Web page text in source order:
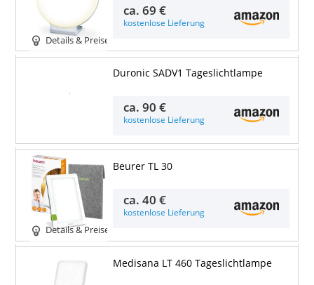
Details & Preise
ca.69 €
kostenlose Lieferung
Duronic SADV1 Tageslichtlampe
ca.90 €
kostenlose Lieferung
Details & Preise
Beurer TL 30
ca.40 €
kostenlose Lieferung
Medisana LT 460 Tageslichtlampe